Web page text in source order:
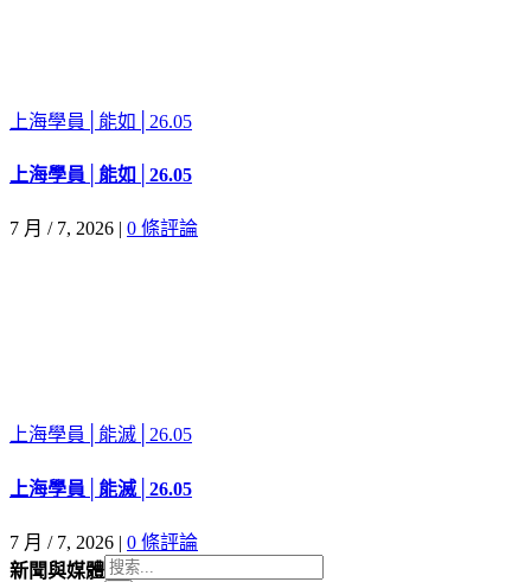
上海學員│能如│26.05
上海學員│能如│26.05
7 月 / 7, 2026 0 條評論
上海學員│能滅│26.05
上海學員│能滅│26.05
7 月 / 7, 2026 | 0 條評論
搜
新聞與媒體